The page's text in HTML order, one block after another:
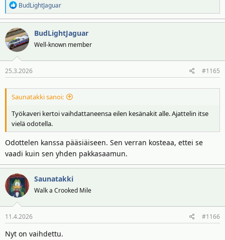
R
e
a
k
t
i
o
t
BudLightJaguar
BudLightJaguar
Well-known member
25.3.2026 #1165
Saunatakki sanoi:
Työkaveri kertoi vaihdattaneensa eilen kesänakit alle. Ajattelin itse
vielä odotella.
Odottelen kanssa pääsiäiseen. Sen verran kosteaa, ettei se
vaadi kuin sen yhden pakkasaamun.
Saunatakki
Walk a Crooked Mile
11.4.2026 #1166
Nyt on vaihdettu.